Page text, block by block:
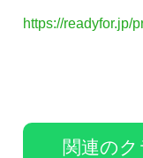
https://readyfor.jp/
関連の